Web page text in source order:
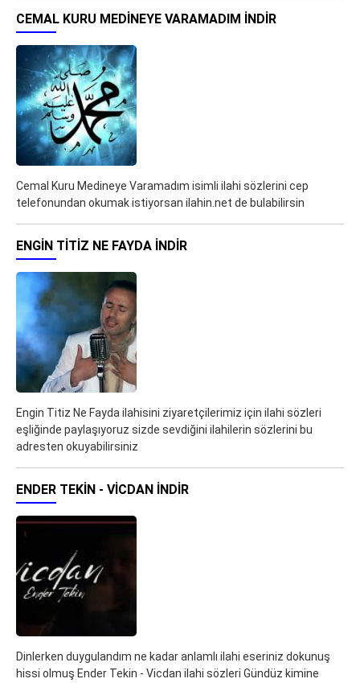
CEMAL KURU MEDINEYE VARAMADIM İNDIR
Cemal Kuru Medineye Varamadım isimli ilahi sözlerini cep
telefonundan okumak istiyorsan ilahin.net de bulabilirsin
ENGIN TITIZ NE FAYDA İNDIR
Engin Titiz Ne Fayda ilahisini ziyaretçilerimiz için ilahi sözleri
eşliğinde paylaşıyoruz sizde sevdiğini ilahilerin sözlerini bu
adresten okuyabilirsiniz
ENDER TEKIN - VICDAN İNDIR
Dinlerken duygulandım ne kadar anlamlı ilahi eseriniz dokunuş
hissi olmuş Ender Tekin - Vicdan ilahi sözleri Gündüz kimine